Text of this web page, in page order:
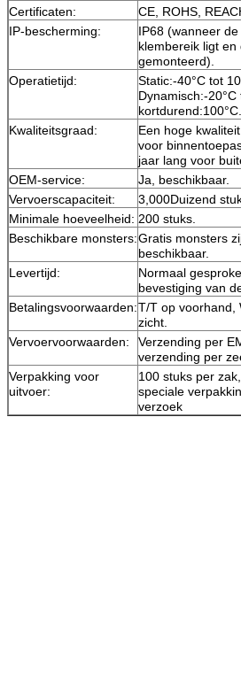
Certificaten:
CE, ROHS,
IP-bescherming:
IP68 (wanneer
klembereik ligt
gemonteerd).
Operatietijd:
Static:-40°C tot
Dynamisch:-20°C
kortdurend:100°C.
Kwaliteitsgraad:
Een hoge
voor
jaar lang voor
OEM-service:
Ja, beschikbaar.
Vervoerscapaciteit:
3,000Duizend
Minimale hoeveelheid: 200 stuks.
Beschikbare monsters:Gratis monsters
beschikbaar.
Levertijd:
Normaal
bevestiging van
Betalingsvoorwaarden:T/T op voorhand,
zicht.
Vervoervoorwaarden:
Verzending per
verzending per
Verpakking voor
uitvoer:
100 stuks per
speciale
verzoek